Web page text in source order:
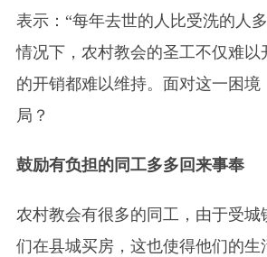
表示：“每年去世的人比受洗的人
情况下，农村教会的圣工不仅难以
的开销都难以维持。面对这一困境
局？
鼓励有负担的同工多多回来事奉
农村教会有很多的同工，由于受城
们在县城买房，这也使得他们的生